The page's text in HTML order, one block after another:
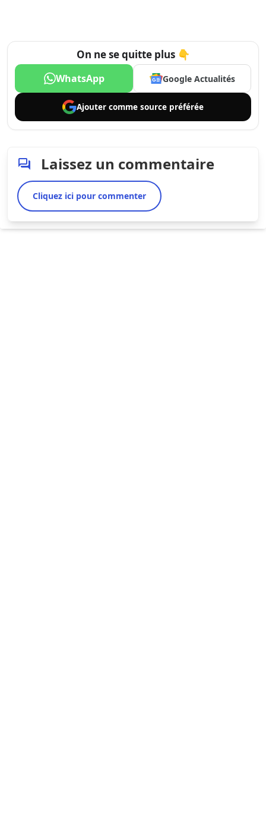
On ne se quitte plus 👇
WhatsApp Google Actualités
Ajouter comme source préférée
Laissez un commentaire
Cliquez ici pour commenter